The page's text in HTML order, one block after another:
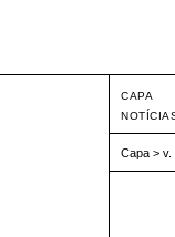
CAPA
Capa > v.